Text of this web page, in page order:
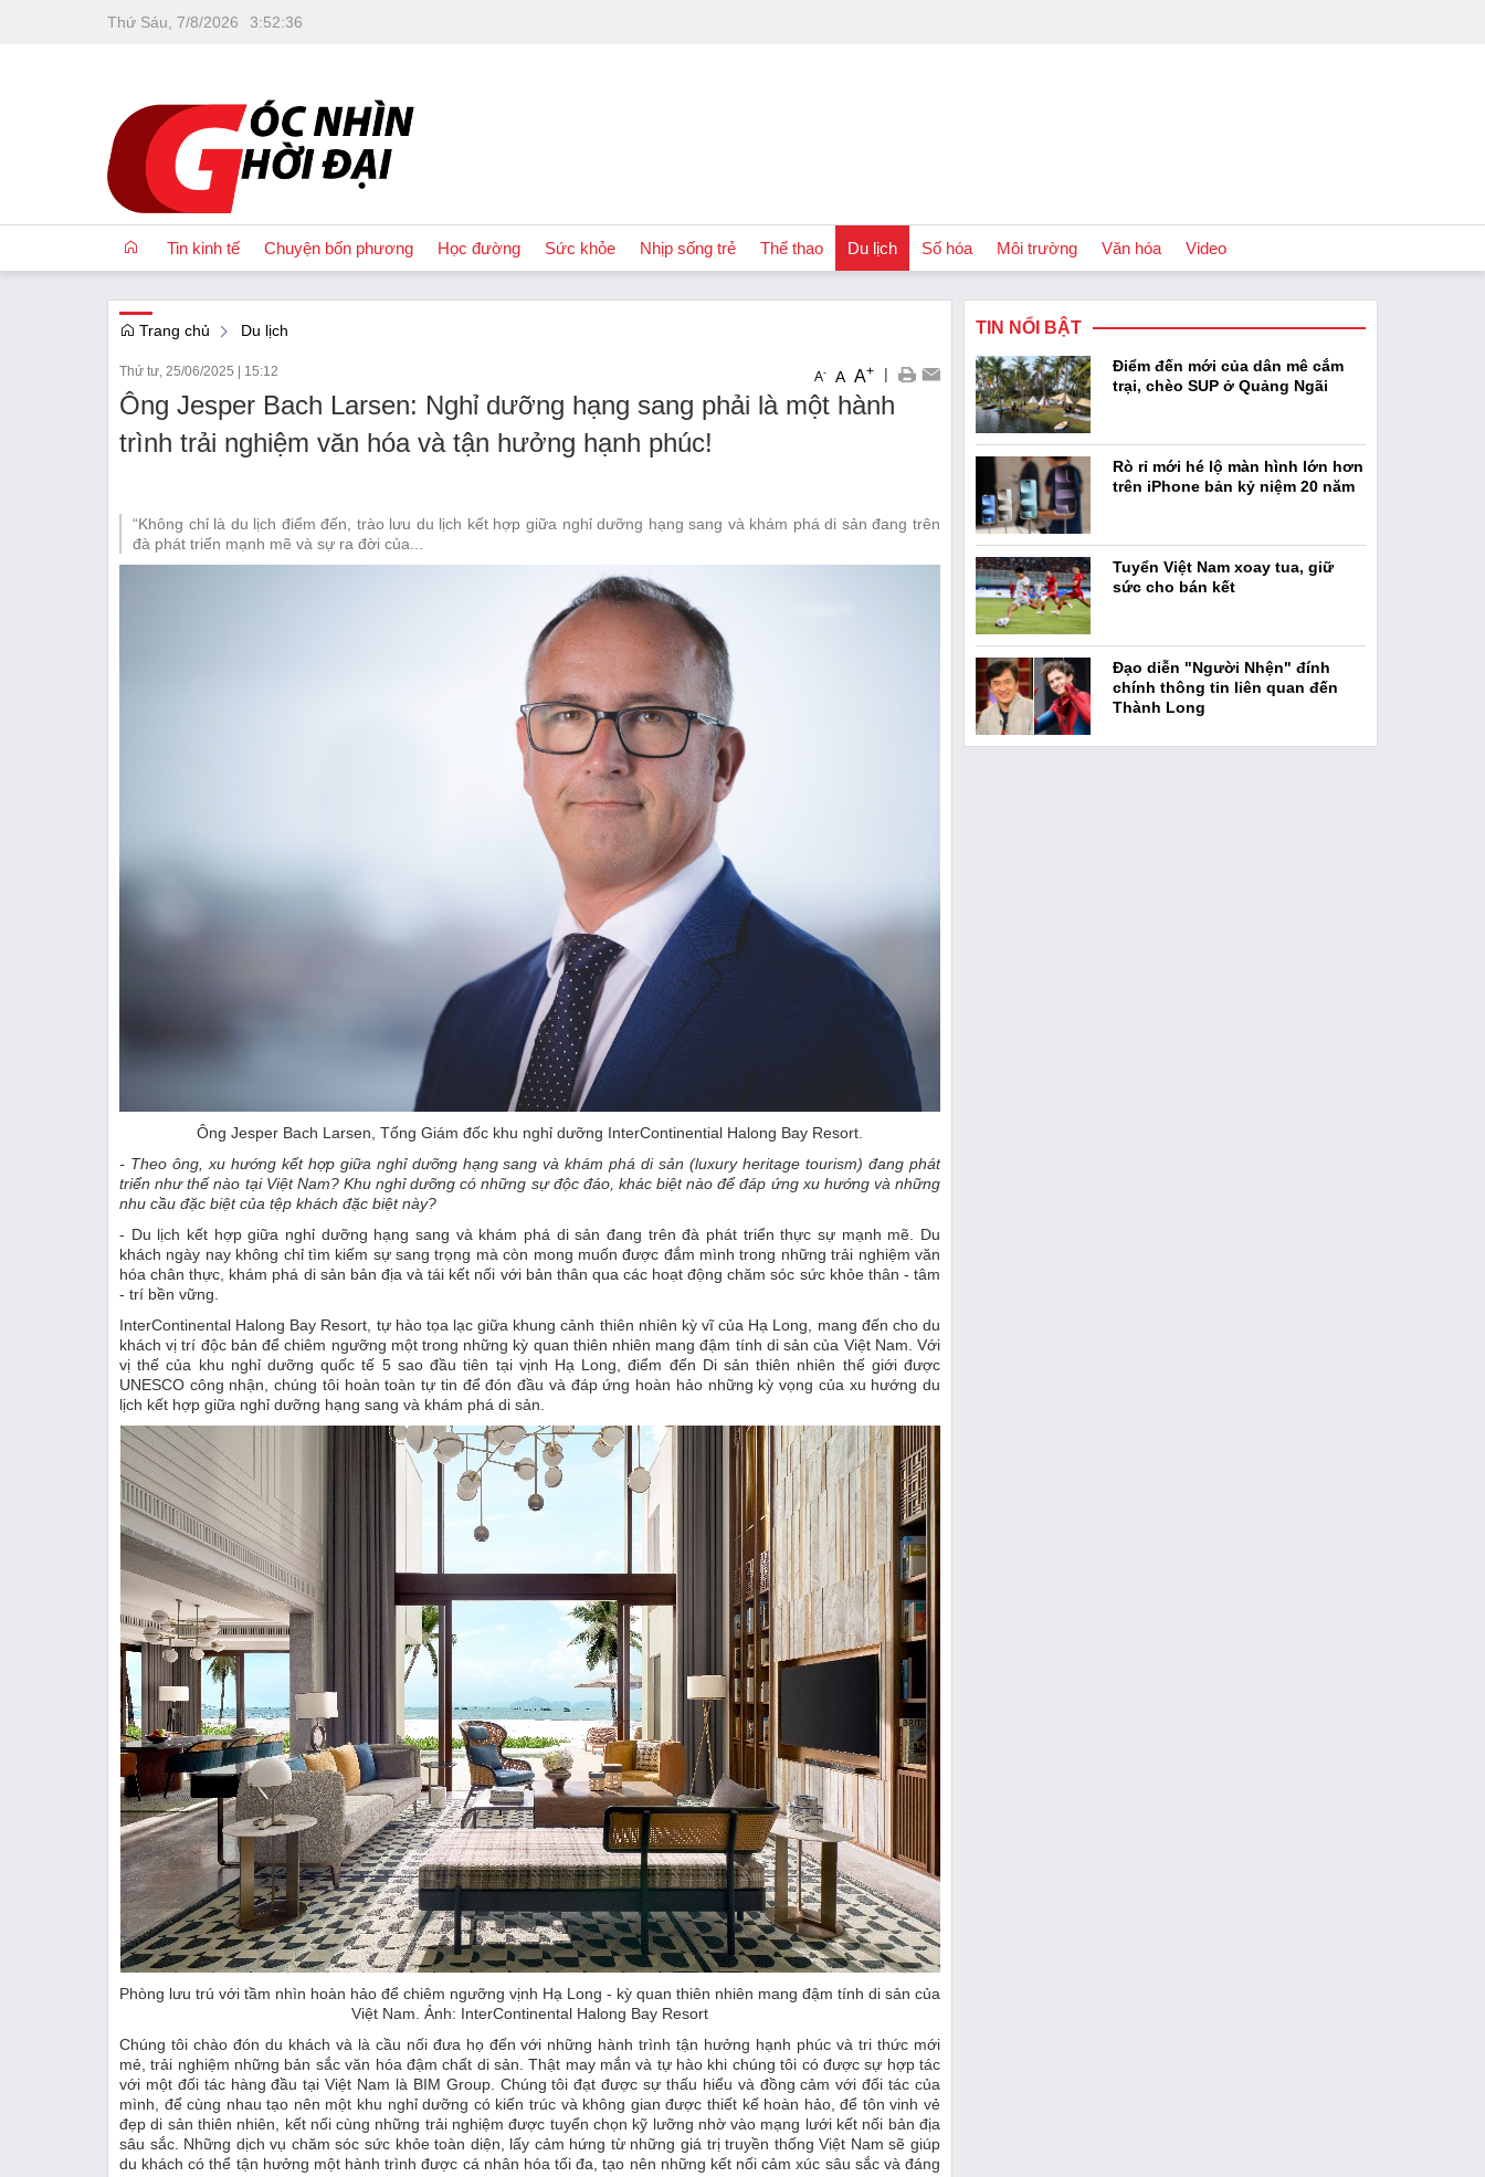
Thứ Sáu, 7/8/2026 3:52:38
Tin kinh tế
OCOP
Tài chính
Emagazine
Chuyện bốn phương Học đường Sức khỏe Nhịp sống trẻ Thể thao Du lịch Số hóa Môi trường Văn hóa
Podcast
Video
Trang chủ Du lịch
Thứ tư, 25/06/2025 | 15:12 A- A A+ |
Ông Jesper Bach Larsen: Nghỉ dưỡng hạng sang phải là một hành
trình trải nghiệm văn hóa và tận hưởng hạnh phúc!
“Không chỉ là du lịch điểm đến, trào lưu du lịch kết hợp giữa nghỉ dưỡng hạng sang và khám phá di sản đang trên
đà phát triển mạnh mẽ và sự ra đời của...
Ông Jesper Bach Larsen, Tổng Giám đốc khu nghỉ dưỡng InterContinential Halong Bay Resort.
- Theo ông, xu hướng kết hợp giữa nghỉ dưỡng hạng sang và khám phá di sản (luxury heritage tourism) đang phát
triển như thế nào tại Việt Nam? Khu nghỉ dưỡng có những sự độc đáo, khác biệt nào để đáp ứng xu hướng và những
nhu cầu đặc biệt của tệp khách đặc biệt này?
- Du lịch kết hợp giữa nghỉ dưỡng hạng sang và khám phá di sản đang trên đà phát triển thực sự mạnh mẽ. Du
khách ngày nay không chỉ tìm kiếm sự sang trọng mà còn mong muốn được đắm mình trong những trải nghiệm văn
hóa chân thực, khám phá di sản bản địa và tái kết nối với bản thân qua các hoạt động chăm sóc sức khỏe thân - tâm
- trí bền vững.
InterContinental Halong Bay Resort, tự hào tọa lạc giữa khung cảnh thiên nhiên kỳ vĩ của Hạ Long, mang đến cho du
khách vị trí độc bản để chiêm ngưỡng một trong những kỳ quan thiên nhiên mang đậm tính di sản của Việt Nam. Với
vị thế của khu nghỉ dưỡng quốc tế 5 sao đầu tiên tại vịnh Hạ Long, điểm đến Di sản thiên nhiên thế giới được
UNESCO công nhận, chúng tôi hoàn toàn tự tin để đón đầu và đáp ứng hoàn hảo những kỳ vọng của xu hướng du
lịch kết hợp giữa nghỉ dưỡng hạng sang và khám phá di sản.
Phòng lưu trú với tầm nhìn hoàn hảo để chiêm ngưỡng vịnh Hạ Long - kỳ quan thiên nhiên mang đậm tính di sản của
Việt Nam. Ảnh: InterContinental Halong Bay Resort
Chúng tôi chào đón du khách và là cầu nối đưa họ đến với những hành trình tận hưởng hạnh phúc và tri thức mới
mẻ, trải nghiệm những bản sắc văn hóa đậm chất di sản. Thật may mắn và tự hào khi chúng tôi có được sự hợp tác
với một đối tác hàng đầu tại Việt Nam là BIM Group. Chúng tôi đạt được sự thấu hiểu và đồng cảm với đối tác của
mình, để cùng nhau tạo nên một khu nghỉ dưỡng có kiến trúc và không gian được thiết kế hoàn hảo, để tôn vinh vẻ
đẹp di sản thiên nhiên, kết nối cùng những trải nghiệm được tuyển chọn kỹ lưỡng nhờ vào mạng lưới kết nối bản địa
sâu sắc. Những dịch vụ chăm sóc sức khỏe toàn diện, lấy cảm hứng từ những giá trị truyền thống Việt Nam sẽ giúp
du khách có thể tận hưởng một hành trình được cá nhân hóa tối đa, tạo nên những kết nối cảm xúc sâu sắc và đáng
TIN NỔI BẬT
Điểm đến mới của dân mê cắm
trại, chèo SUP ở Quảng Ngãi
Rò rỉ mới hé lộ màn hình lớn hơn
trên iPhone bản kỷ niệm 20 năm
Tuyển Việt Nam xoay tua, giữ
sức cho bán kết
Đạo diễn "Người Nhện" đính
chính thông tin liên quan đến
Thành Long